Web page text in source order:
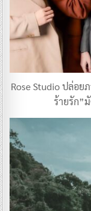
Rose Studio ปล่อย
ร้ายรัก”